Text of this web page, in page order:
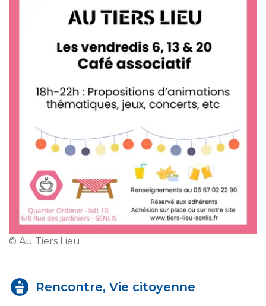
© Au Tiers Lieu
Rencontre, Vie citoyenne